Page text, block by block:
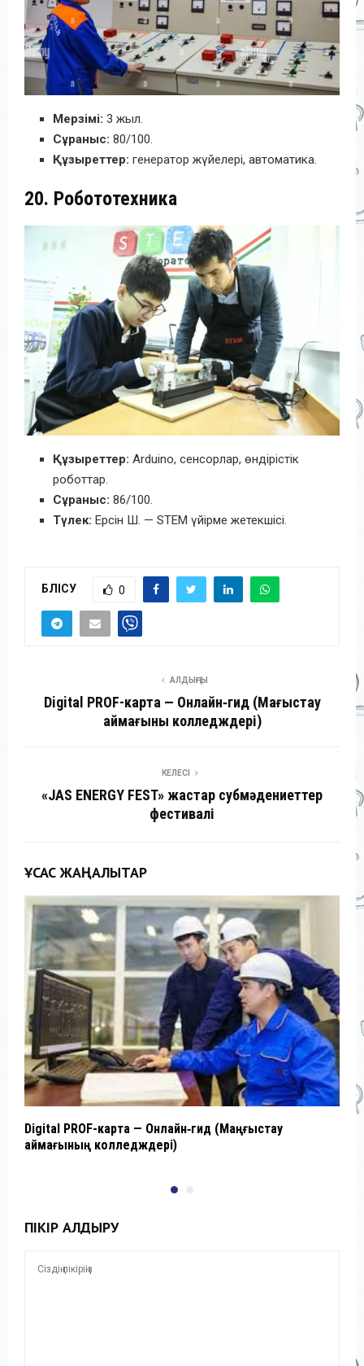
Мерзімі: 3 жыл.
Сұраныс: 80/100.
Құзыреттер: генератор жүйелері, автоматика.
20. Робототехника
Құзыреттер: Arduino, сенсорлар, өндірістік
роботтар.
Сұраныс: 86/100.
Түлек: Ерсін Ш. — STEM үйірме жетекшісі.
БӨЛІСУ 0
АЛДЫҢҒЫ
Digital PROF-карта — Онлайн‑гид (Маңғыстау
аймағының колледждері)
КЕЛЕСІ
«JAS ENERGY FEST» жастар субмәдениеттер
фестивалі
ҰҚСАС ЖАҢАЛЫҚТАР
Digital PROF-карта — Онлайн‑гид (Маңғыстау
аймағының колледждері)
ПІКІР ҚАЛДЫРУ